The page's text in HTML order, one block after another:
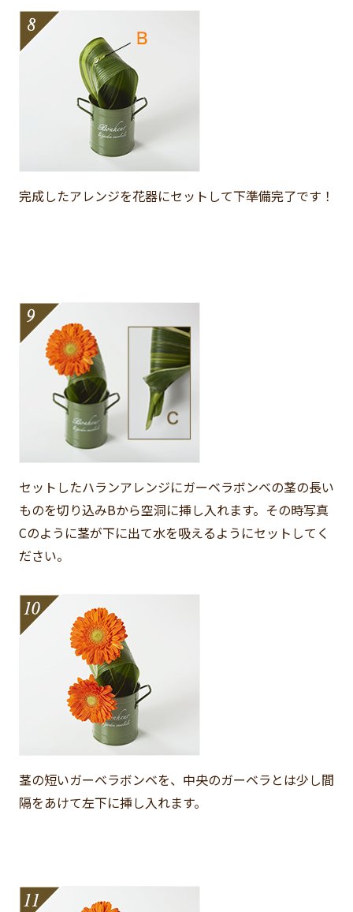
完成したアレンジを花器にセットして下準備完了です！
セットしたハランアレンジにガーベラボンベの茎の長い
ものを切り込みBから空洞に挿し入れます。その時写真
Cのように茎が下に出て水を吸えるようにセットしてく
ださい。
茎の短いガーベラボンベを、中央のガーベラとは少し間
隔をあけて左下に挿し入れます。